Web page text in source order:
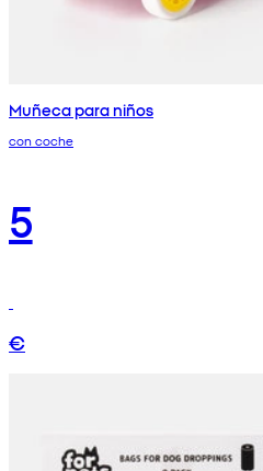
Muñeca para niños
con coche
5
€